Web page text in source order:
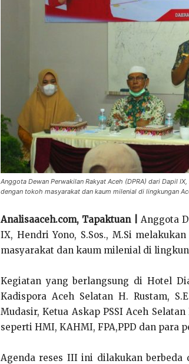
Anggota Dewan Perwakilan Rakyat Aceh (DPRA) dari Dapil
dengan tokoh masyarakat dan kaum milenial di lingkungan
Analisaaceh.com, Tapaktuan |
Anggota
IX, Hendri Yono, S.Sos., M.Si
masyarakat dan kaum milenial di
Kegiatan yang berlangsung di Hotel
Kadispora Aceh Selatan H. Rustam,
Mudasir, Ketua Askap PSSI Aceh
seperti HMI, KAHMI, FPA,PPD dan para
Agenda reses III ini dilakukan berbeda